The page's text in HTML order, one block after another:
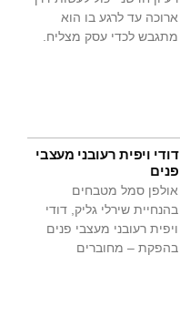
ארוכה עד לרגע בו הוא
מתגבש לכדי עסק מצליח.
דודי ויפית רעובני מעצבי
פנים
אולפן סמל מטבחים
בהנחיית שירלי גליק, דודי
ויפית רעובני מעצבי פנים
בהפקת – מחוברים